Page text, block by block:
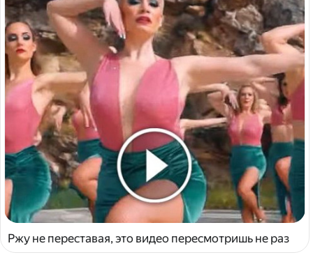
Ржу не переставая, это видео пересмотришь не раз